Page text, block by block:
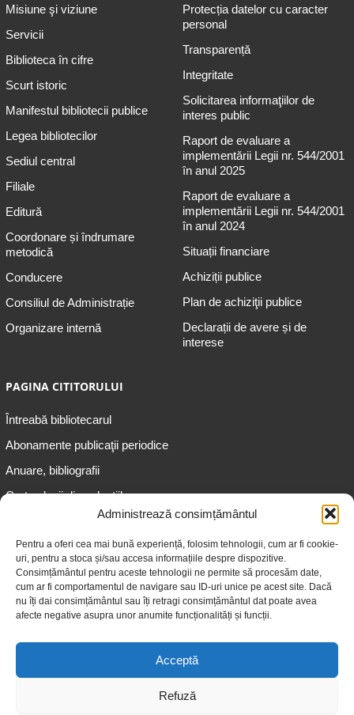
Administrează consimțământul
Pentru a oferi cea mai bună experiență, folosim tehnologii, cum ar fi cookie-
uri, pentru a stoca și/sau accesa informațiile despre dispozitive.
Consimțământul pentru aceste tehnologii ne permite să procesăm date,
cum ar fi comportamentul de navigare sau ID-uri unice pe acest site. Dacă
nu îți dai consimțământul sau îți retragi consimțământul dat poate avea
afecte negative asupra unor anumite funcționalități și funcții.
Acceptă
Refuză
Misiune şi viziune
Servicii
Biblioteca în cifre
Scurt istoric
Manifestul bibliotecii publice
Legea bibliotecilor
Sediul central
Filiale
Editură
Coordonare și îndrumare
metodică
Conducere
Consiliul de Administrație
Organizare internă
Protecția datelor cu caracter
personal
Transparență
Integritate
Solicitarea informaţiilor de
interes public
Raport de evaluare a
implementării Legii nr. 544/2001
în anul 2025
Raport de evaluare a
implementării Legii nr. 544/2001
în anul 2024
Situații financiare
Achiziții publice
Plan de achiziţii publice
Declarații de avere și de
interese
PAGINA CITITORULUI
Întreabă bibliotecarul
Abonamente publicaţii periodice
Anuare, bibliografii
Cartea lunii din colecțiile
Informații pentru adolescenți
Informații pentru adulți
Informații pentru seniori